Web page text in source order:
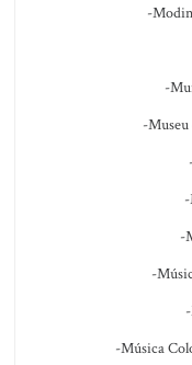
-
-
-
-
-
-Música